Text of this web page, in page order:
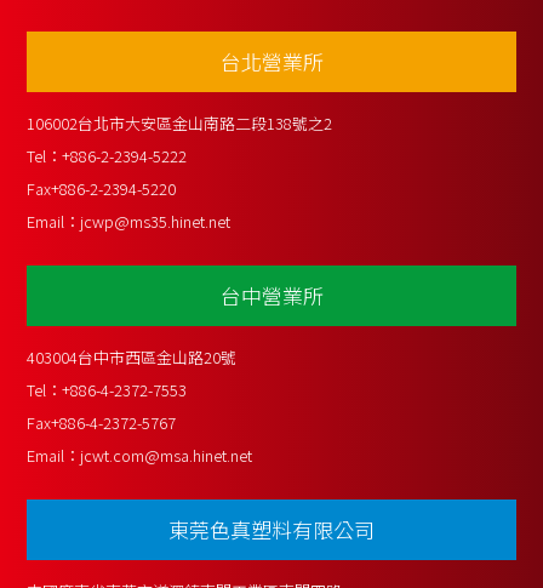
台北營業所
106002台北市大安區金山南路二段138號之2
Tel：+886-2-2394-5222
Fax+886-2-2394-5220
Email： jcwp@ms35.hinet.net
台中營業所
403004台中市西區金山路20號
Tel：+886-4-2372-7553
Fax+886-4-2372-5767
Email： jcwt.com@msa.hinet.net
東莞色真塑料有限公司